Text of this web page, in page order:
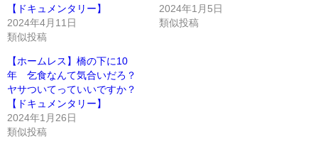
【ドキュメンタリー】
2024年4月11日
類似投稿
2024年1月5日
類似投稿
【ホームレス】橋の下に10
年 乞食なんて気合いだろ？
ヤサついてっていいですか？
【ドキュメンタリー】
2024年1月26日
類似投稿